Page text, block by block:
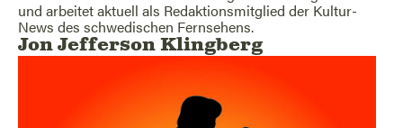
und arbeitet aktuell als Redaktionsmitglied der Kultur-
News des schwedischen Fernsehens.
Jon Jefferson Klingberg